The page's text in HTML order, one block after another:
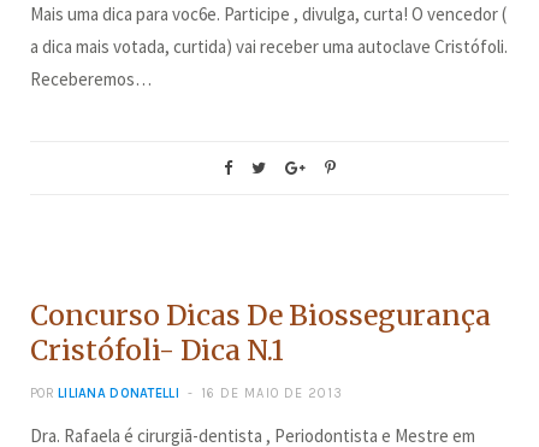
Mais uma dica para voc6e. Participe , divulga, curta! O vencedor (
a dica mais votada, curtida) vai receber uma autoclave Cristófoli.
Receberemos…
Concurso Dicas De Biossegurança
Cristófoli- Dica N.1
POR LILIANA DONATELLI 16 DE MAIO DE 2013
Dra. Rafaela é cirurgiã-dentista , Periodontista e Mestre em